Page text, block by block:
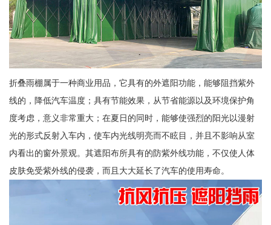
折叠雨棚属于一种商业用品，它具有的外遮阳功能，能够阻挡紫外
线的，降低汽车温度；具有节能效果，从节省能源以及环境保护角
度考虑，意义非常重大；在夏日的同时，能够使强烈的阳光以漫射
光的形式反射入车内，使车内光线明亮而不眩目，并且不影响从室
内看出的窗外景观。其遮阳布所具有的防紫外线功能，不仅使人体
皮肤免受紫外线的侵袭，而且大大延长了汽车的使用寿命。